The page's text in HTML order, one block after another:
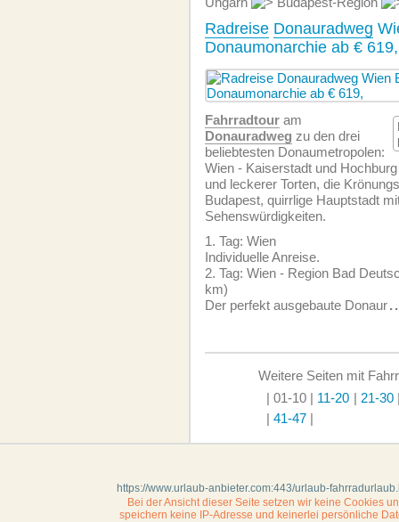
Radreise Donauradweg
Donaumonarchie ab € 619,
Fahrradtour am
Donauradweg zu den drei
beliebtesten Donaumetropolen:
Wien - Kaiserstadt und
und leckerer Torten, die
Budapest, quirrlige Hauptstadt
Sehenswürdigkeiten.
1. Tag: Wien
Individuelle Anreise.
2. Tag: Wien - Region Bad
km)
Der perfekt ausgebaute Donaur
Weitere Seiten mit
| 01-10 | 11-20 | 21-30
| 41-47 |
https://www.urlaub-anbieter.com:443/urlaub-
Bei der Ansicht dieser Seite setzen wir keine Cookies
speichern keine IP-Adresse und keinerlei persönliche